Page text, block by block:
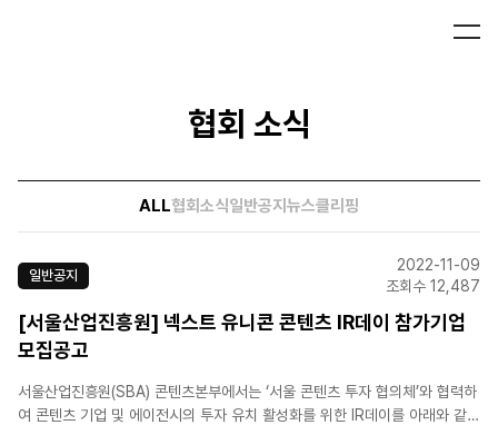
협회 소식
ALL협회소식일반공지 뉴스클리핑
일반공지
2022-11-09
조회수 12,487
[서울산업진흥원] 넥스트 유니콘 콘텐츠 IR데이 참가기업
모집공고
서울산업진흥원(SBA) 콘텐츠본부에서는 ‘서울 콘텐츠 투자 협의체’와 협력하
여 콘텐츠 기업 및 에이전시의 투자 유치 활성화를 위한 IR데이를 아래와 같이